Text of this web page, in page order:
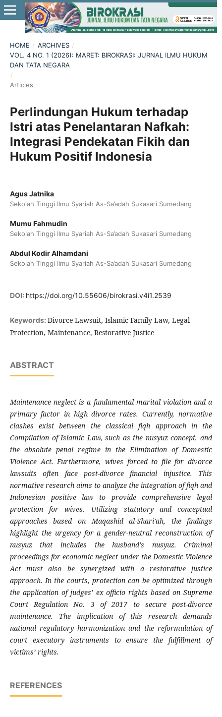
HOME / ARCHIVES /
VOL. 4 NO. 1 (2026): MARET: BIROKRASI: JURNAL ILMU HUKUM
DAN TATA NEGARA
/
Articles
Perlindungan Hukum terhadap
Istri atas Penelantaran Nafkah:
Integrasi Pendekatan Fikih dan
Hukum Positif Indonesia
Agus Jatnika
Sekolah Tinggi Ilmu Syariah As-Sa’adah Sukasari Sumedang
Mumu Fahmudin
Sekolah Tinggi Ilmu Syariah As-Sa’adah Sukasari Sumedang
Abdul Kodir Alhamdani
Sekolah Tinggi Ilmu Syariah As-Sa’adah Sukasari Sumedang
DOI: https://doi.org/10.55606/birokrasi.v4i1.2539
Keywords: Divorce Lawsuit, Islamic Family Law, Legal
Protection, Maintenance, Restorative Justice
ABSTRACT
Maintenance neglect is a fundamental marital violation and a
primary factor in high divorce rates. Currently, normative
clashes exist between the classical fiqh approach in the
Compilation of Islamic Law, such as the nusyuz concept, and
the absolute penal regime in the Elimination of Domestic
Violence Act. Furthermore, wives forced to file for divorce
lawsuits often face post-divorce financial injustice. This
normative research aims to analyze the integration of fiqh and
Indonesian positive law to provide comprehensive legal
protection for wives. Utilizing statutory and conceptual
approaches based on Maqashid al-Shari'ah, the findings
highlight the urgency for a gender-neutral reconstruction of
nusyuz that includes the husband's nusyuz. Criminal
proceedings for economic neglect under the Domestic Violence
Act must also be synergized with a restorative justice
approach. In the courts, protection can be optimized through
the application of judges’ ex officio rights based on Supreme
Court Regulation No. 3 of 2017 to secure post-divorce
maintenance. The implication of this research demands
national regulatory harmonization and the reformulation of
court executory instruments to ensure the fulfillment of
victims’ rights.
REFERENCES